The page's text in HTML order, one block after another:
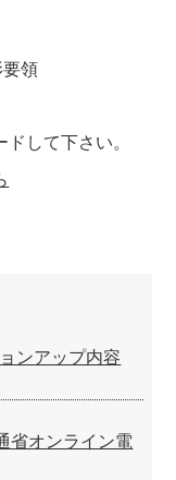
領
して下さい。
ンアップ内容
省オンライン電